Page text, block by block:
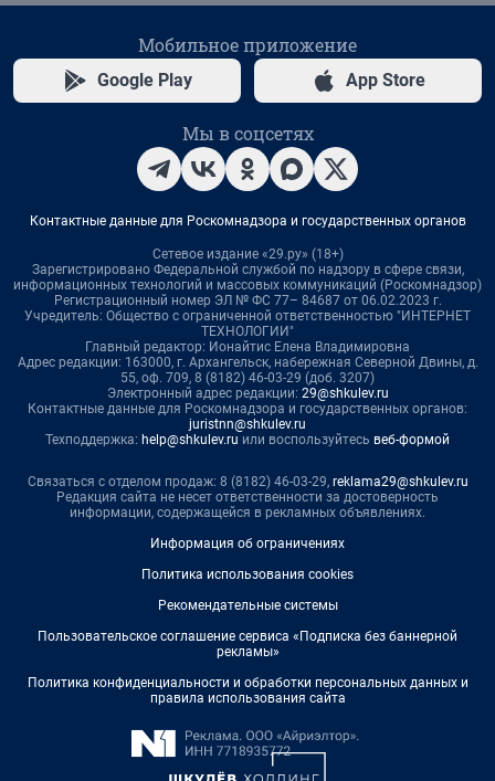
Мобильное приложение
Google Play App Store
Мы в соцсетях
Контактные данные для Роскомнадзора и государственных органов
Сетевое издание «29.ру» (18+)
Зарегистрировано Федеральной службой по надзору в сфере связи,
информационных технологий и массовых коммуникаций (Роскомнадзор)
Регистрационный номер ЭЛ № ФС 77– 84687 от 06.02.2023 г.
Учредитель: Общество с ограниченной ответственностью "ИНТЕРНЕТ
ТЕХНОЛОГИИ"
Главный редактор: Ионайтис Елена Владимировна
Адрес редакции: 163000, г. Архангельск, набережная Северной Двины, д.
55, оф. 709, 8 (8182) 46-03-29 (доб. 3207)
Электронный адрес редакции: 29@shkulev.ru
Контактные данные для Роскомнадзора и государственных органов:
juristnn@shkulev.ru
Техподдержка: help@shkulev.ru или воспользуйтесь веб-формой
Связаться с отделом продаж: 8 (8182) 46-03-29, reklama29@shkulev.ru
Редакция сайта не несет ответственности за достоверность
информации, содержащейся в рекламных объявлениях.
Информация об ограничениях
Политика использования cookies
Рекомендательные системы
Пользовательское соглашение сервиса «Подписка без баннерной
рекламы»
Политика конфиденциальности и обработки персональных данных и
правила использования сайта